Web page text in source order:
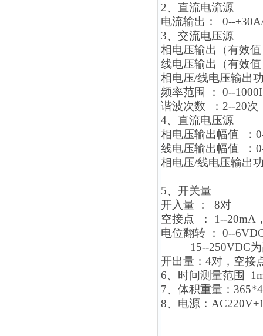
2、直流电流源
电流输出： 0--
3、交流电压源
相电压输出（有效
线电压输出（有效
相电压/线电压输出
频率范围 ： 0--
谐波次数 ：2--20次
4、直流电压源
相电压输出幅值 ：
线电压输出幅值
相电压/线电压输出
5、开关量
开入量 ： 8对
空接点 ： 1--20mA
电位翻转 ： 0--
15--250VDC
开出量：4对，空接
6、时间测量范围
7、体积重量：
8、电源：